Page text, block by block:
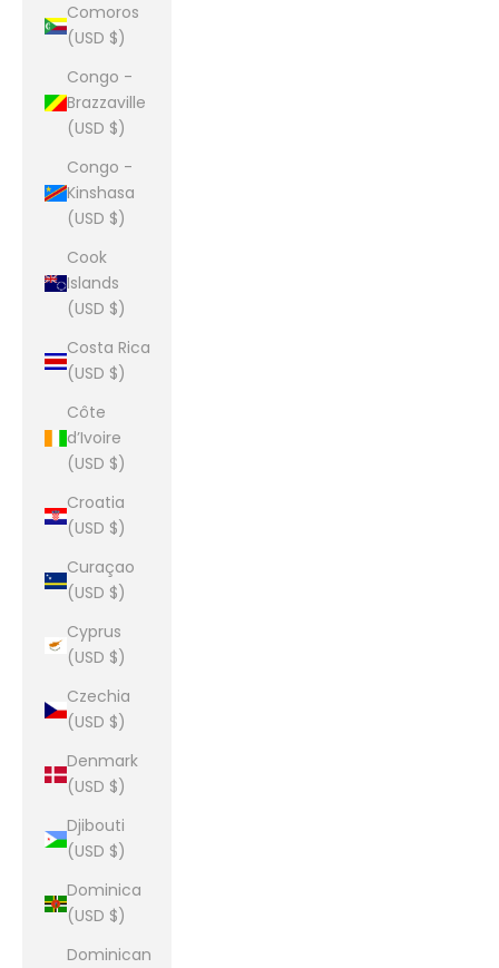
Comoros
(USD $)
Congo -
Brazzaville
(USD $)
Congo -
Kinshasa
(USD $)
Cook
Islands
(USD $)
Costa Rica
(USD $)
Côte
d’Ivoire
(USD $)
Croatia
(USD $)
Curaçao
(USD $)
Cyprus
(USD $)
Czechia
(USD $)
Denmark
(USD $)
Djibouti
(USD $)
Dominica
(USD $)
Dominican